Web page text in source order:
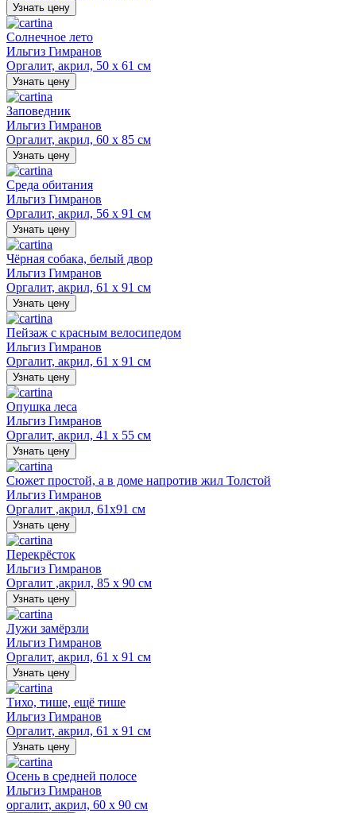
Узнать цену
Солнечное лето
Ильгиз Гимранов
Оргалит, акрил, 50 х 61 см
Узнать цену
Заповедник
Ильгиз Гимранов
Оргалит, акрил, 60 х 85 см
Узнать цену
Среда обитания
Ильгиз Гимранов
Оргалит, акрил, 56 х 91 см
Узнать цену
Чёрная собака, белый двор
Ильгиз Гимранов
Оргалит, акрил, 61 х 91 см
Узнать цену
Пейзаж с красным велосипедом
Ильгиз Гимранов
Оргалит, акрил, 61 х 91 см
Узнать цену
Опушка леса
Ильгиз Гимранов
Оргалит, акрил, 41 х 55 см
Узнать цену
Сюжет простой, а в доме напротив жил Толстой
Ильгиз Гимранов
Оргалит ,акрил, 61х91 см
Узнать цену
Перекрёсток
Ильгиз Гимранов
Оргалит ,акрил, 85 х 90 см
Узнать цену
Лужи замёрзли
Ильгиз Гимранов
Оргалит, акрил, 61 х 91 см
Узнать цену
Тихо, тише, ещё тише
Ильгиз Гимранов
Оргалит, акрил, 61 х 91 см
Узнать цену
Осень в средней полосе
Ильгиз Гимранов
оргалит, акрил, 60 х 90 см